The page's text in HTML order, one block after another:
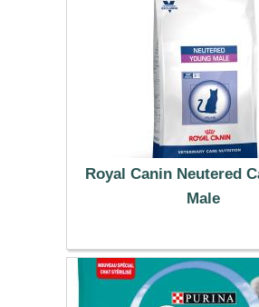
Royal Canin Neutered
Male
67.99 €